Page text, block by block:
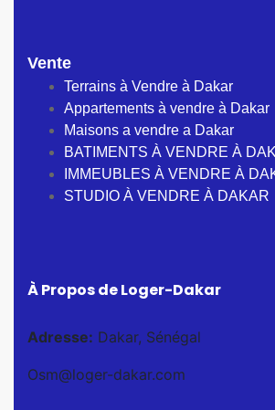
Vente
Terrains à Vendre à Dakar
Appartements à vendre à Dakar
Maisons a vendre a Dakar
BATIMENTS À VENDRE À
IMMEUBLES À VENDRE À
STUDIO À VENDRE À DAKAR
À Propos de Loger-Dakar
Adresse: Dakar, Sénégal
Osm@loger-dakar.com